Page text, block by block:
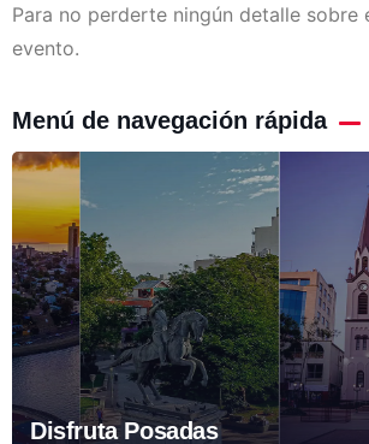
Para no perderte ningún detalle sobre
evento.
Menú de navegación rápida
Disfruta Posadas